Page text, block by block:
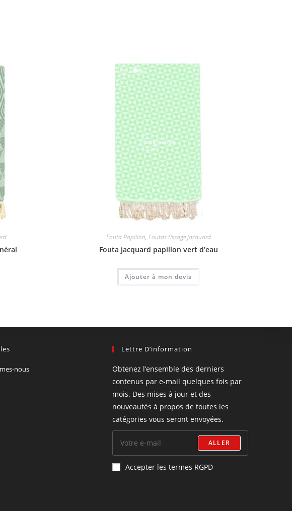
Fouta Papillon, Foutas tissage jacquard
Fouta jacquard papillon vert d’eau
Ajouter à mon devis
nous
Lettre D’information
Obtenez l’ensemble des derniers
contenus par e-mail quelques fois par
mois. Des mises à jour et des
nouveautés à propos de toutes les
catégories vous seront envoyées.
ALLER
Accepter les termes RGPD